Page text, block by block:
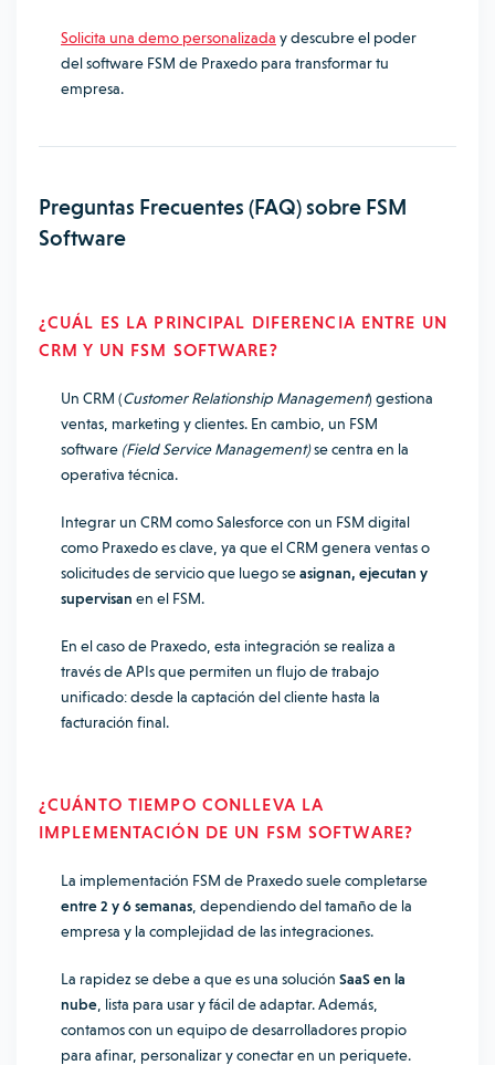
Solicita una demo personalizada y descubre el poder
del software FSM de Praxedo para transformar tu
empresa.
Preguntas Frecuentes (FAQ) sobre FSM
Software
¿CUÁL ES LA PRINCIPAL DIFERENCIA ENTRE UN
CRM Y UN FSM SOFTWARE?
Un CRM (Customer Relationship Management) gestiona
ventas, marketing y clientes. En cambio, un FSM
software (Field Service Management)se centra en la
operativa técnica.
Integrar un CRM como Salesforce con un FSM digital
como Praxedo es clave, ya que el CRM genera ventas o
solicitudes de servicio que luego seasignan, ejecutan y
supervisan en el FSM.
En el caso de Praxedo, esta integración se realiza a
través de APIs que permiten un flujo de trabajo
unificado: desde la captación del cliente hasta la
facturación final.
¿CUÁNTO TIEMPO CONLLEVA LA
IMPLEMENTACIÓN DE UN FSM SOFTWARE?
La implementación FSM de Praxedo suele completarse
entre 2 y 6 semanas , dependiendo del tamaño de la
empresa y la complejidad de las integraciones.
La rapidez se debe a que es una solución SaaS en la
nube , lista para usar y fácil de adaptar. Además,
contamos con un equipo de desarrolladores propio
para afinar, personalizar y conectar en un periquete.